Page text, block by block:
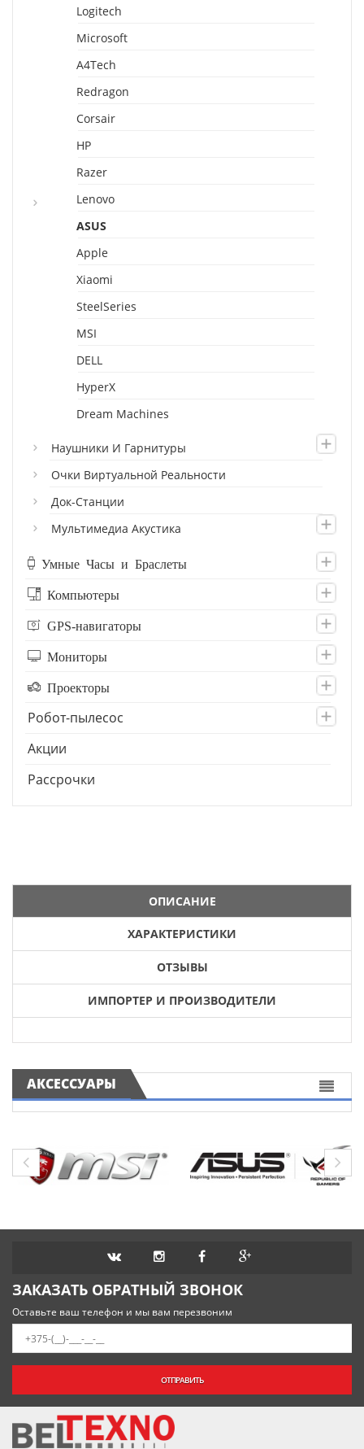
Logitech
Microsoft
A4Tech
Redragon
Corsair
HP
Razer
Lenovo
ASUS
Apple
Xiaomi
SteelSeries
MSI
DELL
HyperX
Dream Machines
Наушники И Гарнитуры
Очки Виртуальной Реальности
Док-Станции
Мультимедиа Акустика
Умные Часы и Браслеты
Компьютеры
GPS-навигаторы
Мониторы
Проекторы
Робот-пылесос
Акции
Рассрочки
ОПИСАНИЕ
ХАРАКТЕРИСТИКИ
ОТЗЫВЫ
ИМПОРТЕР И ПРОИЗВОДИТЕЛИ
АКСЕССУАРЫ
ЗАКАЗАТЬ ОБРАТНЫЙ ЗВОНОК
Оставьте ваш телефон и мы вам перезвоним
ОТПРАВИТЬ